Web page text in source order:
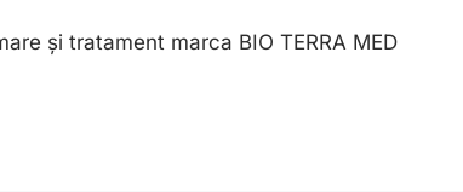
și tratament marca BIO TERRA MED